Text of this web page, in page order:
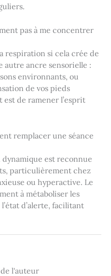
pas à me concentrer
respiration si cela crée de
autre ancre sensorielle :
environnants, ou
de vos pieds
est de ramener l’esprit
remplacer une séance
est reconnue
particulièrement chez
ou hyperactive. Le
à métaboliser les
d’alerte, facilitant
l'auteur